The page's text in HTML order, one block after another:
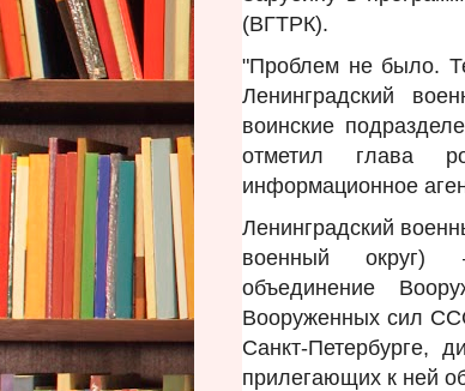
(ВГТРК).
"Проблем не было.
Ленинградский
воинские
отметил глава
информационное
Ленинградский
военный округ) —
объединение
Вооруженных сил
Санкт-Петербурге,
прилегающих к ней